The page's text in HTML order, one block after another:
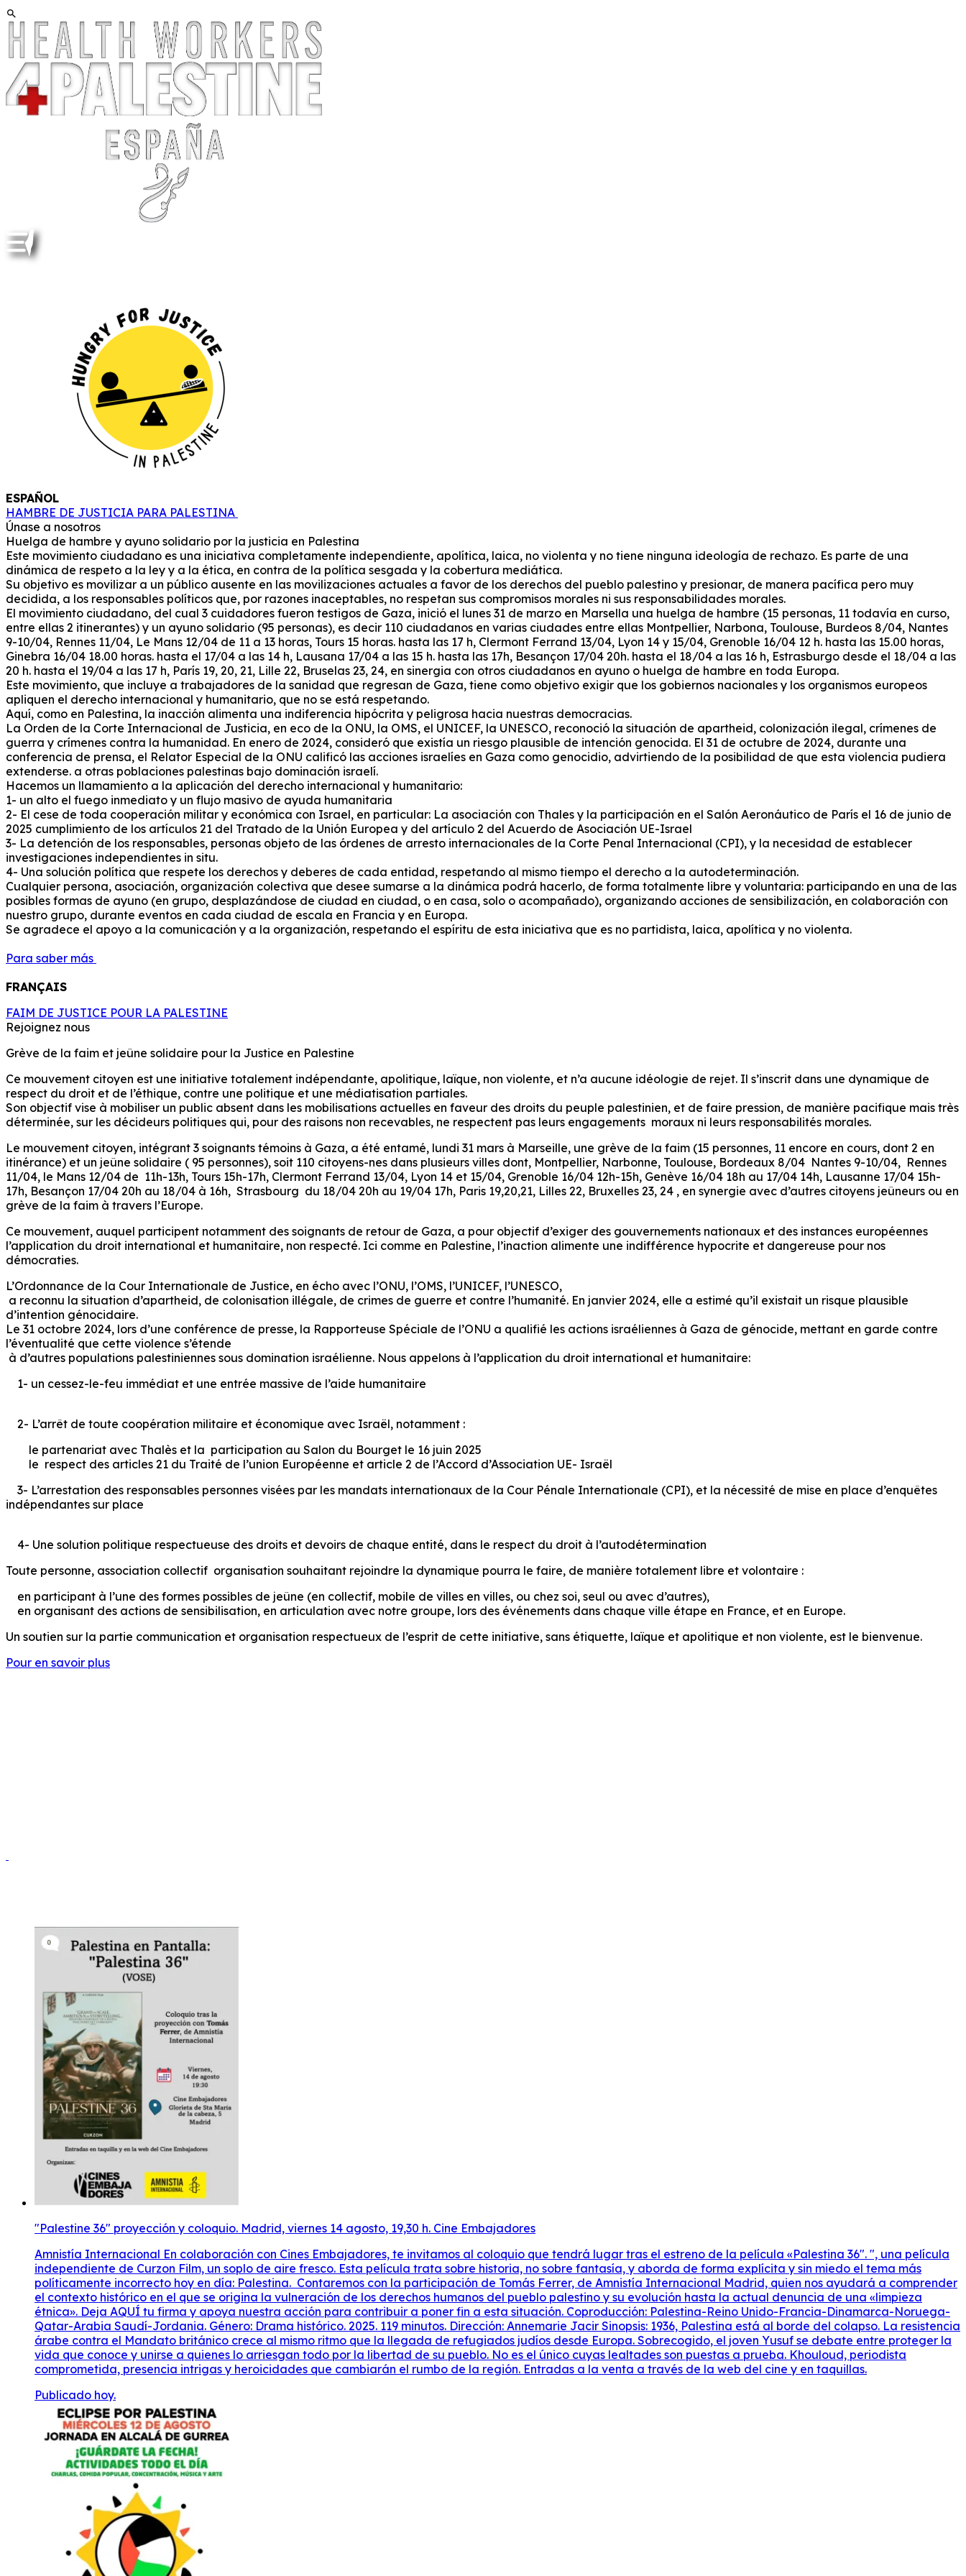
ESPAÑOL
HAMBRE DE JUSTICIA PARA PALESTINA
Únase a nosotros
Huelga de hambre y ayuno solidario por la justicia en Palestina
Este movimiento ciudadano es una iniciativa completamente independiente, apolítica, laica, no violenta y no tiene ninguna ideología de rechazo. Es parte de una
dinámica de respeto a la ley y a la ética, en contra de la política sesgada y la cobertura mediática.
Su objetivo es movilizar a un público ausente en las movilizaciones actuales a favor de los derechos del pueblo palestino y presionar, de manera pacífica pero muy
decidida, a los responsables políticos que, por razones inaceptables, no respetan sus compromisos morales ni sus responsabilidades morales.
El movimiento ciudadano, del cual 3 cuidadores fueron testigos de Gaza, inició el lunes 31 de marzo en Marsella una huelga de hambre (15 personas, 11 todavía en curso,
entre ellas 2 itinerantes) y un ayuno solidario (95 personas), es decir 110 ciudadanos en varias ciudades entre ellas Montpellier, Narbona, Toulouse, Burdeos 8/04, Nantes
9-10/04, Rennes 11/04, Le Mans 12/04 de 11 a 13 horas, Tours 15 horas. hasta las 17 h, Clermont Ferrand 13/04, Lyon 14 y 15/04, Grenoble 16/04 12 h. hasta las 15.00 horas,
Ginebra 16/04 18.00 horas. hasta el 17/04 a las 14 h, Lausana 17/04 a las 15 h. hasta las 17h, Besançon 17/04 20h. hasta el 18/04 a las 16 h, Estrasburgo desde el 18/04 a las
20 h. hasta el 19/04 a las 17 h, París 19, 20, 21, Lille 22, Bruselas 23, 24, en sinergia con otros ciudadanos en ayuno o huelga de hambre en toda Europa.
Este movimiento, que incluye a trabajadores de la sanidad que regresan de Gaza, tiene como objetivo exigir que los gobiernos nacionales y los organismos europeos
apliquen el derecho internacional y humanitario, que no se está respetando.
Aquí, como en Palestina, la inacción alimenta una indiferencia hipócrita y peligrosa hacia nuestras democracias.
La Orden de la Corte Internacional de Justicia, en eco de la ONU, la OMS, el UNICEF, la UNESCO, reconoció la situación de apartheid, colonización ilegal, crímenes de
guerra y crímenes contra la humanidad. En enero de 2024, consideró que existía un riesgo plausible de intención genocida. El 31 de octubre de 2024, durante una
conferencia de prensa, el Relator Especial de la ONU calificó las acciones israelíes en Gaza como genocidio, advirtiendo de la posibilidad de que esta violencia pudiera
extenderse. a otras poblaciones palestinas bajo dominación israelí.
Hacemos un llamamiento a la aplicación del derecho internacional y humanitario:
1- un alto el fuego inmediato y un flujo masivo de ayuda humanitaria
2- El cese de toda cooperación militar y económica con Israel, en particular: La asociación con Thales y la participación en el Salón Aeronáutico de París el 16 de junio de
2025 cumplimiento de los artículos 21 del Tratado de la Unión Europea y del artículo 2 del Acuerdo de Asociación UE-Israel
3- La detención de los responsables, personas objeto de las órdenes de arresto internacionales de la Corte Penal Internacional (CPI), y la necesidad de establecer
investigaciones independientes in situ.
4- Una solución política que respete los derechos y deberes de cada entidad, respetando al mismo tiempo el derecho a la autodeterminación.
Cualquier persona, asociación, organización colectiva que desee sumarse a la dinámica podrá hacerlo, de forma totalmente libre y voluntaria: participando en una de las
posibles formas de ayuno (en grupo, desplazándose de ciudad en ciudad, o en casa, solo o acompañado), organizando acciones de sensibilización, en colaboración con
nuestro grupo, durante eventos en cada ciudad de escala en Francia y en Europa.
Se agradece el apoyo a la comunicación y a la organización, respetando el espíritu de esta iniciativa que es no partidista, laica, apolítica y no violenta.
Para saber más
FRANÇAIS
FAIM DE JUSTICE POUR LA PALESTINE
Rejoignez nous
Grève de la faim et jeûne solidaire pour la Justice en Palestine
Ce mouvement citoyen est une initiative totalement indépendante, apolitique, laïque, non violente, et n’a aucune idéologie de rejet. Il s’inscrit dans une dynamique de
respect du droit et de l’éthique, contre une politique et une médiatisation partiales.
Son objectif vise à mobiliser un public absent dans les mobilisations actuelles en faveur des droits du peuple palestinien, et de faire pression, de manière pacifique mais très
déterminée, sur les décideurs politiques qui, pour des raisons non recevables, ne respectent pas leurs engagements moraux ni leurs responsabilités morales.
Le mouvement citoyen, intégrant 3 soignants témoins à Gaza, a été entamé, lundi 31 mars à Marseille, une grève de la faim (15 personnes, 11 encore en cours, dont 2 en
itinérance) et un jeûne solidaire ( 95 personnes), soit 110 citoyens-nes dans plusieurs villes dont, Montpellier, Narbonne, Toulouse, Bordeaux 8/04 Nantes 9-10/04, Rennes
11/04, le Mans 12/04 de 11h-13h, Tours 15h-17h, Clermont Ferrand 13/04, Lyon 14 et 15/04, Grenoble 16/04 12h-15h, Genève 16/04 18h au 17/04 14h, Lausanne 17/04 15h-
17h, Besançon 17/04 20h au 18/04 à 16h, Strasbourg du 18/04 20h au 19/04 17h, Paris 19,20,21, Lilles 22, Bruxelles 23, 24 , en synergie avec d’autres citoyens jeûneurs ou en
grève de la faim à travers l’Europe.
Ce mouvement, auquel participent notamment des soignants de retour de Gaza, a pour objectif d’exiger des gouvernements nationaux et des instances européennes
l’application du droit international et humanitaire, non respecté. Ici comme en Palestine, l’inaction alimente une indifférence hypocrite et dangereuse pour nos
démocraties.
L’Ordonnance de la Cour Internationale de Justice, en écho avec l’ONU, l’OMS, l’UNICEF, l’UNESCO,
a reconnu la situation d’apartheid, de colonisation illégale, de crimes de guerre et contre l’humanité. En janvier 2024, elle a estimé qu’il existait un risque plausible
d’intention génocidaire.
Le 31 octobre 2024, lors d’une conférence de presse, la Rapporteuse Spéciale de l’ONU a qualifié les actions israéliennes à Gaza de génocide, mettant en garde contre
l’éventualité que cette violence s’étende
à d’autres populations palestiniennes sous domination israélienne. Nous appelons à l’application du droit international et humanitaire:
1- un cessez-le-feu immédiat et une entrée massive de l’aide humanitaire
2- L’arrêt de toute coopération militaire et économique avec Israël, notamment :
le partenariat avec Thalès et la participation au Salon du Bourget le 16 juin 2025
le respect des articles 21 du Traité de l’union Européenne et article 2 de l’Accord d’Association UE- Israël
3- L’arrestation des responsables personnes visées par les mandats internationaux de la Cour Pénale Internationale (CPI), et la nécessité de mise en place d’enquêtes
indépendantes sur place
4- Une solution politique respectueuse des droits et devoirs de chaque entité, dans le respect du droit à l’autodétermination
Toute personne, association collectif organisation souhaitant rejoindre la dynamique pourra le faire, de manière totalement libre et volontaire :
en participant à l’une des formes possibles de jeûne (en collectif, mobile de villes en villes, ou chez soi, seul ou avec d’autres),
en organisant des actions de sensibilisation, en articulation avec notre groupe, lors des événements dans chaque ville étape en France, et en Europe.
Un soutien sur la partie communication et organisation respectueux de l’esprit de cette initiative, sans étiquette, laïque et apolitique et non violente, est le bienvenue.
Pour en savoir plus
"Palestine 36" proyección y coloquio. Madrid, viernes 14 agosto, 19,30 h. Cine Embajadores
Amnistía Internacional En colaboración con Cines Embajadores, te invitamos al coloquio que tendrá lugar tras el estreno de la película «Palestina 36″. ", ​​una película
independiente de Curzon Film, un soplo de aire fresco. Esta película trata sobre historia, no sobre fantasía, y aborda de forma explícita y sin miedo el tema más
políticamente incorrecto hoy en día: Palestina. Contaremos con la participación de Tomás Ferrer, de Amnistía Internacional Madrid, quien nos ayudará a comprender
el contexto histórico en el que se origina la vulneración de los derechos humanos del pueblo palestino y su evolución hasta la actual denuncia de una «limpieza
étnica». Deja AQUÍ tu firma y apoya nuestra acción para contribuir a poner fin a esta situación. Coproducción: Palestina-Reino Unido-Francia-Dinamarca-Noruega-
Qatar-Arabia Saudí-Jordania. Género: Drama histórico. 2025. 119 minutos. Dirección: Annemarie Jacir Sinopsis: 1936, Palestina está al borde del colapso. La resistencia
árabe contra el Mandato británico crece al mismo ritmo que la llegada de refugiados judíos desde Europa. Sobrecogido, el joven Yusuf se debate entre proteger la
vida que conoce y unirse a quienes lo arriesgan todo por la libertad de su pueblo. No es el único cuyas lealtades son puestas a prueba. Khouloud, periodista
comprometida, presencia intrigas y heroicidades que cambiarán el rumbo de la región. Entradas a la venta a través de la web del cine y en taquillas.
Publicado hoy.